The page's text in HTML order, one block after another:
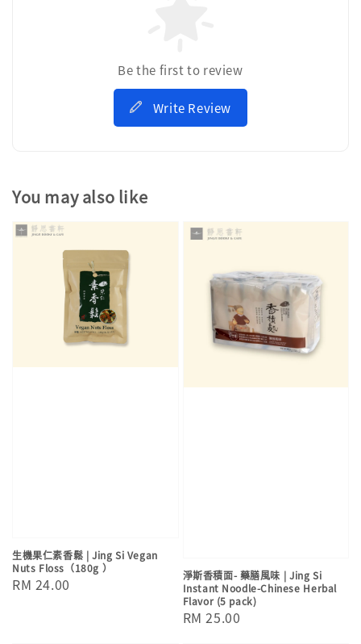
Be the first to review
Write Review
You may also like
生機果仁素香鬆 | Jing Si Vegan
Nuts Floss（180g ）
Regular
RM 24.00
淨斯香積面- 藥膳風味 | Jing Si
Instant Noodle-Chinese Herbal
Flavor (5 pack)
Regular
RM 25.00